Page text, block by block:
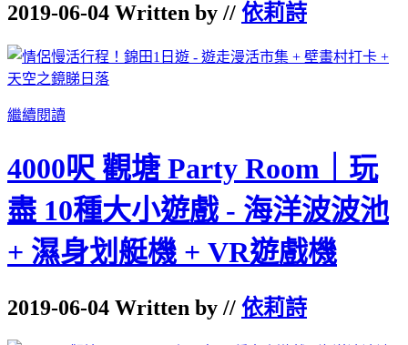
2019-06-04 Written by // 依莉詩
繼續閱讀
4000呎 觀塘 Party Room｜玩
盡 10種大小遊戲 - 海洋波波池
+ 濕身划艇機 + VR遊戲機
2019-06-04 Written by // 依莉詩